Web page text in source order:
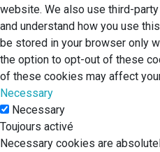
website. We also use third-
and understand how you use
be stored in your browser only
the option to opt-out of these
of these cookies may affect
Necessary
Necessary
Toujours activé
Necessary cookies are